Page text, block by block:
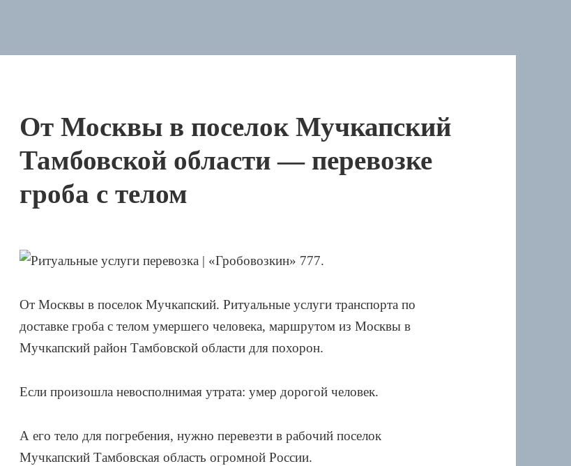
От Москвы в поселок Мучкапский
Тамбовской области — перевозке
гроба с телом
От Москвы в поселок Мучкапский. Ритуальные услуги транспорта по
доставке гроба с телом умершего человека, маршрутом из Москвы в
Мучкапский район Тамбовской области для похорон.
Если произошла невосполнимая утрата: умер дорогой человек.
А его тело для погребения, нужно перевезти в рабочий поселок
Мучкапский Тамбовская область огромной России.